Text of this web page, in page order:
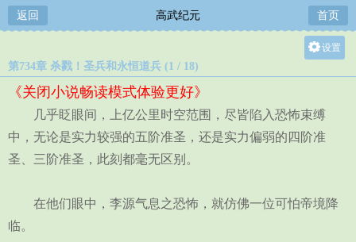
返回 高武纪元 首页
设置
中
小
第734章 杀戮！圣兵和永恒道兵 (1 / 18)
《关闭小说畅读模式体验更好》
几乎眨眼间，上亿公里时空范围，尽皆陷入恐怖束缚
中，无论是实力较强的五阶准圣，还是实力偏弱的四阶准
圣、三阶准圣，此刻都毫无区别。
在他们眼中，李源气息之恐怖，就仿佛一位可怕帝境降
临。